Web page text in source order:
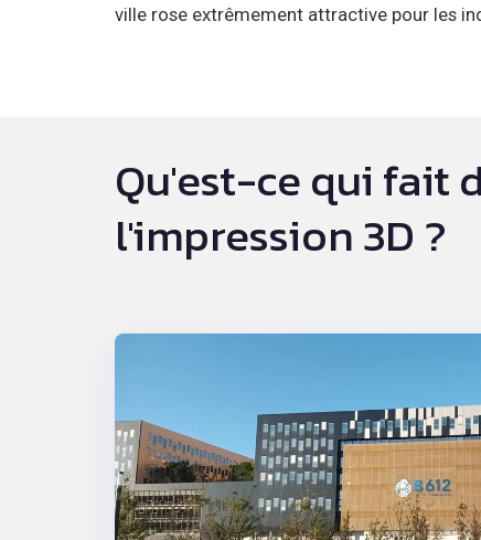
ville rose extrêmement attractive pour les
Qu'est-ce qui fait
l'impression 3D ?